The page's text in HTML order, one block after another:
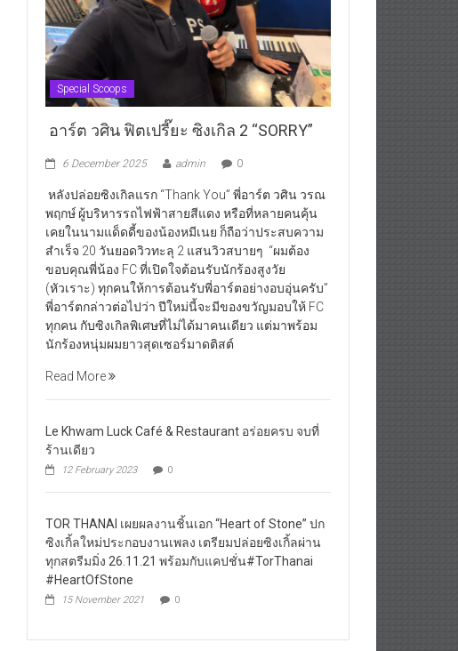
Special Scoops
อาร์ต วศิน ฟิตเปรี๊ยะ ซิงเกิล 2 “SORRY”
6 December 2025 admin 0
หลังปล่อยซิงเกิลแรก “Thank You” พี่อาร์ต วศิน วรณ
พฤกษ์ ผู้บริหารรถไฟฟ้าสายสีแดง หรือที่หลายคนคุ้น
เคยในนามแด็ดดี้ของน้องหมีเนย ก็ถือว่าประสบความ
สำเร็จ 20 วันยอดวิวทะลุ 2 แสนวิวสบายๆ “ผมต้อง
ขอบคุณพี่น้อง FC ที่เปิดใจต้อนรับนักร้องสูงวัย
(หัวเราะ) ทุกคนให้การต้อนรับพี่อาร์ตอย่างอบอุ่นครับ”
พี่อาร์ตกล่าวต่อไปว่า ปีใหม่นี้จะมีของขวัญมอบให้ FC
ทุกคน กับซิงเกิลพิเศษที่ไม่ได้มาคนเดียว แต่มาพร้อม
นักร้องหนุ่มผมยาวสุดเซอร์มาดติสต์
Read More
Le Khwam Luck Café & Restaurant อร่อยครบ จบที่
ร้านเดียว
12 February 2023 0
TOR THANAI เผยผลงานชิ้นเอก “Heart of Stone” ปก
ซิงเกิ้ลใหม่ประกอบงานเพลง เตรียมปล่อยซิงเกิ้ลผ่าน
ทุกสตรีมมิ่ง 26.11.21 พร้อมกับแคปชั่น#TorThanai
#HeartOfStone
15 November 2021 0